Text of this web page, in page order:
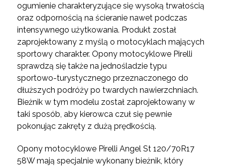
ogumienie charakteryzujące się wysoką trwałością
oraz odpornością na ścieranie nawet podczas
intensywnego użytkowania. Produkt został
zaprojektowany z myślą o motocyklach mających
sportowy charakter. Opony motocyklowe Pirelli
sprawdzą się także na jednośladzie typu
sportowo-turystycznego przeznaczonego do
dłuższych podróży po twardych nawierzchniach.
Bieżnik w tym modelu został zaprojektowany w
taki sposób, aby kierowca czuł się pewnie
pokonując zakręty z dużą prędkością.
Opony motocyklowe Pirelli Angel St 120/70R17
58W mają specjalnie wykonany bieżnik, który